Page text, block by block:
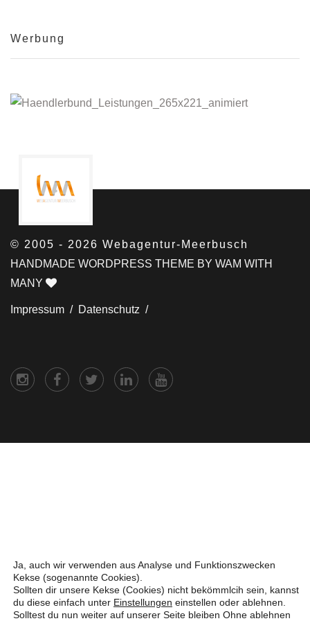
Werbung
© 2005 - 2026 Webagentur-Meerbusch
HANDMADE WORDPRESS THEME BY WAM WITH
MANY
Impressum / Datenschutz /
Ja, auch wir verwenden aus Analyse und Funktionszwecken
Kekse (sogenannte Cookies).
Sollten dir unsere Kekse (Cookies) nicht bekömmlcih sein, kannst
du diese einfach unter Einstellungen einstellen oder ablehnen.
Solltest du nun weiter auf unserer Seite bleiben Ohne ablehnen